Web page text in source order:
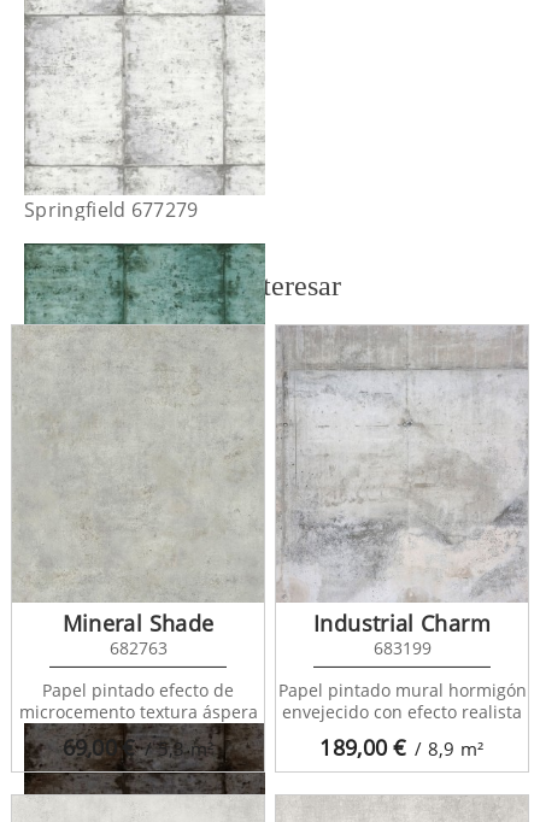
Springfield 677279
Springfield 677281
También te puede interesar
69,00€ / 5,3m²
Mineral Shade
682763
Papel pintado efecto de
microcemento textura áspera
189,00€ / 8,9 m²
Industrial Charm
683199
Papel pintado mural hormigón
envejecido con efecto realista